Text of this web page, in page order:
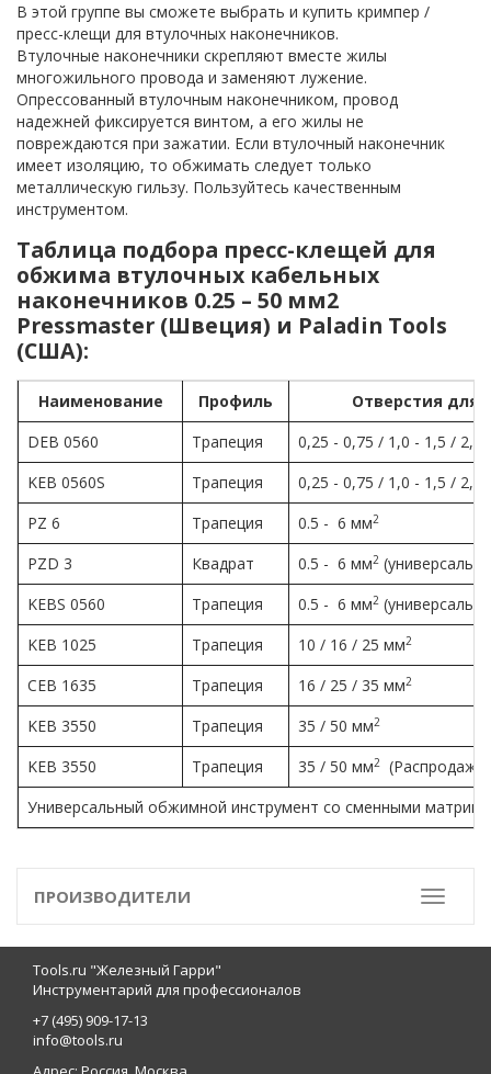
В этой группе вы сможете выбрать и купить кримпер /
пресс-клещи для втулочных наконечников.
Втулочные наконечники скрепляют вместе жилы
многожильного провода и заменяют лужение.
Опрессованный втулочным наконечником, провод
надежней фиксируется винтом, а его жилы не
повреждаются при зажатии. Если втулочный наконечник
имеет изоляцию, то обжимать следует только
металлическую гильзу. Пользуйтесь качественным
инструментом.
Таблица подбора пресс-клещей для
обжима втулочных кабельных
наконечников 0.25 – 50 мм2
Pressmaster (Швеция) и Paladin Tools
(США):
Наименование Профиль
Отверстия для
DEB 0560
Трапеция
0,25 - 0,75 / 1,0 - 1,5 /
KEB 0560S
Трапеция
0,25 - 0,75 / 1,0 - 1,5 /
PZ 6
Трапеция 0.5 - 6 мм2
PZD 3 Квадрат 0.5 - 6 мм2
KEBS 0560
Трапеция 0.5 - 6 мм2
KEB 1025
Трапеция 10 / 16 / 25 мм2
CEB 1635 Трапеция 16 / 25 / 35 мм2
KEB 3550 Трапеция 35 / 50 мм2
KEB 3550 Трапеция 35 / 50 мм2
(Распродажа)
Универсальный обжимной инструмент со сменными
Toggle
ПРОИЗВОДИТЕЛИ
Tools.ru "Железный Гарри"
Инструментарий для профессионалов
+7 (495) 909-17-13
info@tools.ru